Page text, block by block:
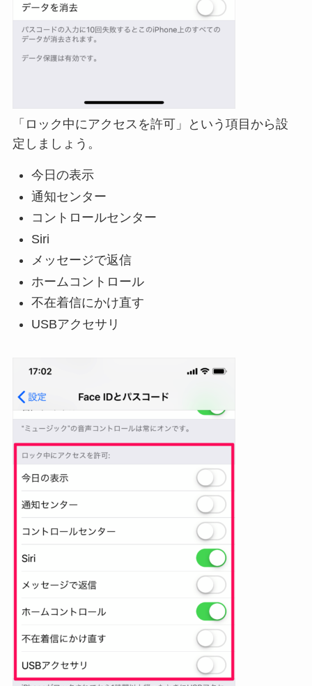
「ロック中にアクセスを許可」という項目から設
定しましょう。
今日の表示
通知センター
コントロールセンター
Siri
メッセージで返信
ホームコントロール
不在着信にかけ直す
USBアクセサリ